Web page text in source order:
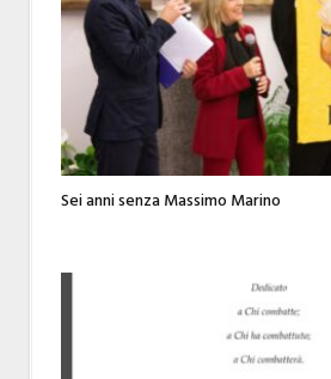
Sei anni senza Massimo Marino